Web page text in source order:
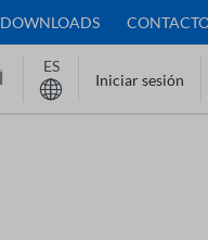
DOWNLOADS
ES
Iniciar sesión